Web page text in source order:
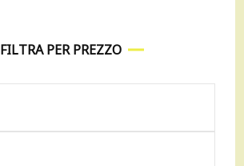
FILTRA PER PREZZO